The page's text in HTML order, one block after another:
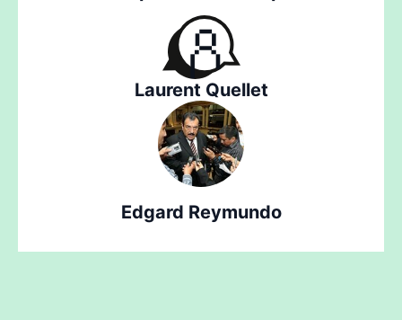
Laurent Quellet
Edgard Reymundo